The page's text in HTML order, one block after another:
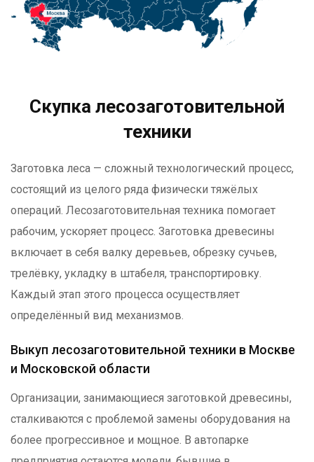
Скупка лесозаготовительной
техники
Заготовка леса — сложный технологический процесс,
состоящий из целого ряда физически тяжёлых
операций. Лесозаготовительная техника помогает
рабочим, ускоряет процесс. Заготовка древесины
включает в себя валку деревьев, обрезку сучьев,
трелёвку, укладку в штабеля, транспортировку.
Каждый этап этого процесса осуществляет
определённый вид механизмов.
Выкуп лесозаготовительной техники в Москве
и Московской области
Организации, занимающиеся заготовкой древесины,
сталкиваются с проблемой замены оборудования на
более прогрессивное и мощное. В автопарке